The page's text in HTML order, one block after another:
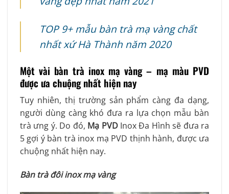
TOP 9+ mẫu bàn trà mạ vàng chất
nhất xứ Hà Thành năm 2020
Một vài bàn trà inox mạ vàng – mạ màu PVD
được ưa chuộng nhất hiện nay
Tuy nhiên, thị trường sản phẩm càng đa dạng,
người dùng càng khó đưa ra lựa chọn mẫu bàn
trà ưng ý. Do đó, Mạ PVDInox Đa Hình sẽ đưa ra
5 gợi ý bàn trà inox mạ PVD thịnh hành, được ưa
chuộng nhất hiện nay.
Bàn trà đôi inox mạ vàng